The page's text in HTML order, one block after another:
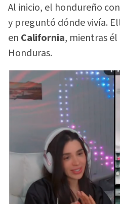
Al inicio, el hondureño
y preguntó dónde vivía.
en California, mientras
Honduras.